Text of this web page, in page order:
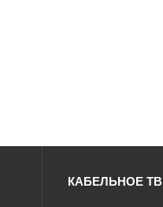
КАБЕЛЬНОЕ ТВ